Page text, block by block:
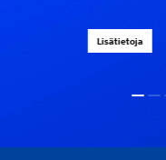
Lisätietoja